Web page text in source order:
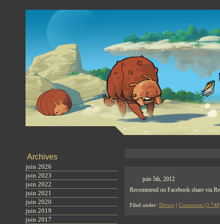
juin 5th, 2012
Recommend on Facebook share via
Filed under: Divers | Comments (3
Archives
juin 2026
juin 2023
juin 2022
juin 2021
juin 2020
juin 2019
juin 2017